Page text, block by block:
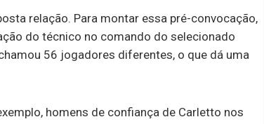
relação. Para montar essa pré-convocação,
do técnico no comando do selecionado
56 jogadores diferentes, o que dá uma
homens de confiança de Carletto nos